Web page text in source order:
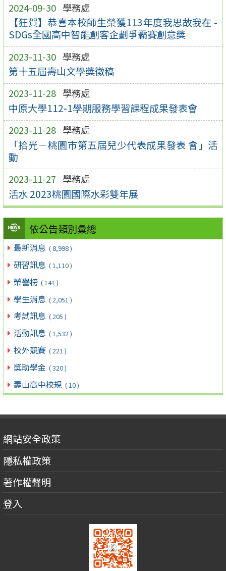
2024-09-30 學務處
【狂賀】恭喜本校師生榮獲113年度我思故我在 -
SDGs全國高中智能創客企劃爭霸賽創意獎
2023-11-30 學務處
第十五屆壽山文學獎徵稿
2023-11-28 學務處
中原大學112-1學期服務學習課程成果發表會
2023-11-28 學務處
「拾光－桃園市第五屆兒少代表成果發表 會」活
動
2023-11-27 學務處
活水 2023桃園國際水彩雙年展
依公告類別彙總
最新消息 ( 8,998 )
研習訊息 ( 1,110 )
榮譽榜 ( 141 )
學生消息 ( 2,051 )
考試訊息 ( 205 )
活動訊息 ( 1,532 )
校外競賽 ( 221 )
獎助學金 ( 320 )
壽山高中校規 ( 10 )
網站安全政策
隱私權政策
著作權聲明
登入